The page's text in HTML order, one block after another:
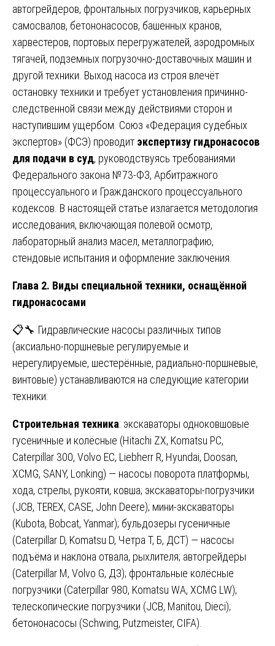
автогрейдеров, фронтальных погрузчиков, карьерных
самосвалов, бетононасосов, башенных кранов,
харвестеров, портовых перегружателей, аэродромных
тягачей, подземных погрузочно-доставочных машин и
другой техники. Выход насоса из строя влечёт
остановку техники и требует установления причинно-
следственной связи между действиями сторон и
наступившим ущербом. Союз «Федерация судебных
экспертов» (ФСЭ) проводит экспертизу гидронасосов
для подачи в суд, руководствуясь требованиями
Федерального закона №73-ФЗ, Арбитражного
процессуального и Гражданского процессуального
кодексов. В настоящей статье излагается методология
исследования, включающая полевой осмотр,
лабораторный анализ масел, металлографию,
стендовые испытания и оформление заключения.
Глава 2. Виды специальной техники, оснащённой
гидронасосами
📋🔧 Гидравлические насосы различных типов
(аксиально-поршневые регулируемые и
нерегулируемые, шестерённые, радиально-поршневые,
винтовые) устанавливаются на следующие категории
техники:
Строительная техника: экскаваторы одноковшовые
гусеничные и колёсные (Hitachi ZX, Komatsu PC,
Caterpillar 300, Volvo EC, Liebherr R, Hyundai, Doosan,
XCMG, SANY, Lonking) — насосы поворота платформы,
хода, стрелы, рукояти, ковша; экскаваторы-погрузчики
(JCB, TEREX, CASE, John Deere); мини-экскаваторы
(Kubota, Bobcat, Yanmar); бульдозеры гусеничные
(Caterpillar D, Komatsu D, Четра Т, Б, ДСТ) — насосы
подъёма и наклона отвала, рыхлителя; автогрейдеры
(Caterpillar M, Volvo G, ДЗ); фронтальные колёсные
погрузчики (Caterpillar 980, Komatsu WA, XCMG LW);
телескопические погрузчики (JCB, Manitou, Dieci);
бетононасосы (Schwing, Putzmeister, CIFA).